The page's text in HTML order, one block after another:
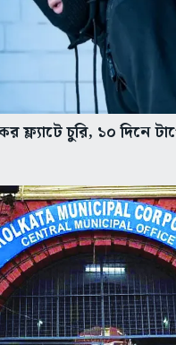
ফ্ল্যাটে চুরি, ১০ দিনে